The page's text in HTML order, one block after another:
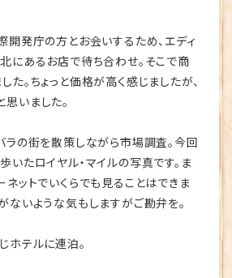
開発庁の方とお会いするため、エディ
にあるお店で待ち合わせ。そこで商
た。ちょっと価格が高く感じましたが、
いました。
ラの街を散策しながら市場調査。今回
いたロイヤル・マイルの写真です。ま
ネットでいくらでも見ることはできま
ないような気もしますがご勘弁を。
ホテルに連泊。